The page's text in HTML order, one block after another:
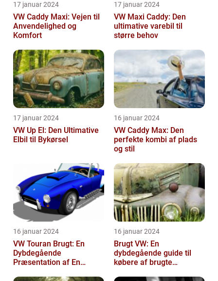
17 januar 2024
VW Caddy Maxi: Vejen til
Anvendelighed og
Komfort
17 januar 2024
VW Maxi Caddy: Den
ultimative varebil til
større behov
17 januar 2024
VW Up El: Den Ultimative
Elbil til Bykørsel
16 januar 2024
VW Caddy Max: Den
perfekte kombi af plads
og stil
16 januar 2024
VW Touran Brugt: En
Dybdegående
Præsentation af En
16 januar 2024
Brugt VW: En
dybdegående guide til
købere af brugte